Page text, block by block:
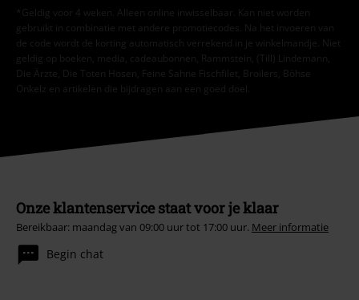
*Geldig voor 4 weken. Alleen online inwisselbaar. Kan niet worden
gebruikt in combinatie met andere promotiecodes. Na het invoeren van
de code wordt de korting automatisch verrekend in je winkelmandje. Niet
geldig op boeken, media, cadeaubonnen, Rammstein, (Till) Lindemann,
Die Ärzte, Die Toten Hosen, Feine Sahne Fischfilet, Broilers, Böhse
Onkelz en artikelen die bijdragen aan een goed doel.
Onze klantenservice staat voor je klaar
Bereikbaar: maandag van 09:00 uur tot 17:00 uur. Meer informatie
Begin chat